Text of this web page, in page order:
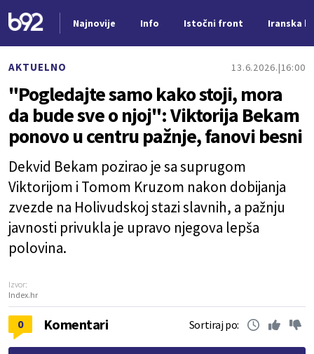
Najnovije Info Istočni front Iranska
AKTUELNO 13.6.2026. 16:00
"Pogledajte samo kako stoji, mora
da bude sve o njoj": Viktorija Bekam
ponovo u centru pažnje, fanovi besni
Dekvid Bekam pozirao je sa suprugom
Viktorijom i Tomom Kruzom nakon dobijanja
zvezde na Holivudskoj stazi slavnih, a pažnju
javnosti privukla je upravo njegova lepša
polovina.
Izvor:
Index.hr
0 Komentari Sortiraj po: